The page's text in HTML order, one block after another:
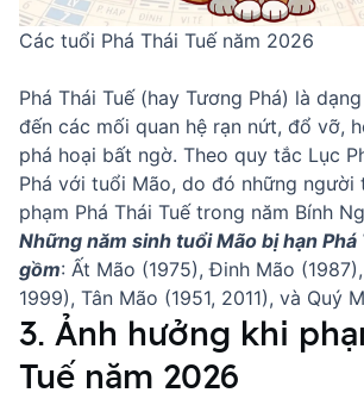
Các tuổi Phá Thái Tuế năm 2026
Phá Thái Tuế (hay Tương Phá) là
đến các mối quan hệ rạn nứt, đổ vỡ,
phá hoại bất ngờ. Theo quy tắc Lục
Phá với tuổi Mão, do đó những người
phạm Phá Thái Tuế trong năm Bính
Những năm sinh tuổi Mão bị hạn Phá
gồm: Ất Mão (1975), Đinh Mão
1999), Tân Mão (1951, 2011), và Quý
3. Ảnh hưởng khi
Tuế năm 2026